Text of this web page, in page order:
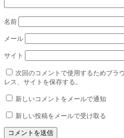
名前
メール
サイト
次回のコメントで使用するためブラ
レス、サイトを保存する。
新しいコメントをメールで通知
新しい投稿をメールで受け取る